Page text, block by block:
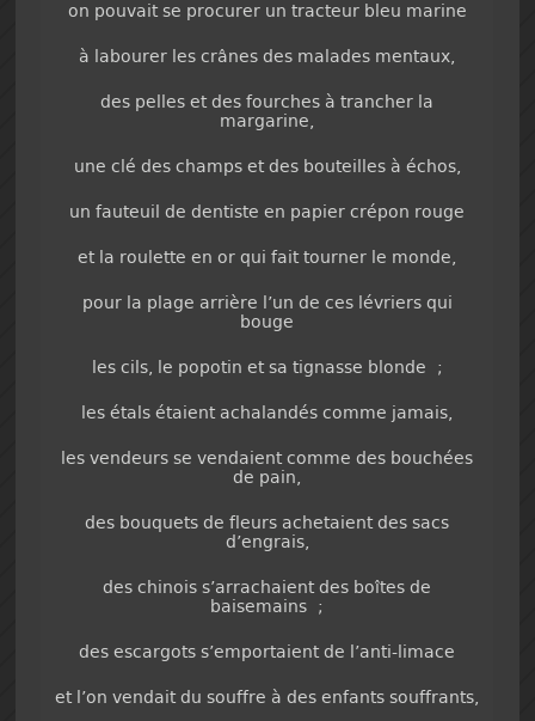
on pouvait se procurer un tracteur bleu marine
à labourer les crânes des malades mentaux,
des pelles et des fourches à trancher la
margarine,
une clé des champs et des bouteilles à échos,
un fauteuil de dentiste en papier crépon rouge
et la roulette en or qui fait tourner le monde,
pour la plage arrière l’un de ces lévriers qui
bouge
les cils, le popotin et sa tignasse blonde ;
les étals étaient achalandés comme jamais,
les vendeurs se vendaient comme des bouchées
de pain,
des bouquets de fleurs achetaient des sacs
d’engrais,
des chinois s’arrachaient des boîtes de
baisemains ;
des escargots s’emportaient de l’anti-limace
et l’on vendait du souffre à des enfants souffrants,